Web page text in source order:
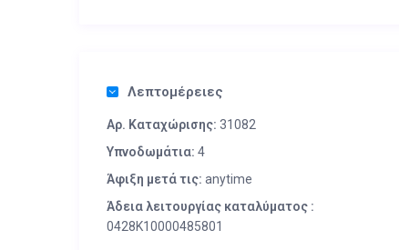
Λεπτομέρειες
Αρ. Καταχώρισης: 31082
Υπνοδωμάτια: 4
Άφιξη μετά τις: anytime
Άδεια λειτουργίας καταλύματος :
0428K10000485801